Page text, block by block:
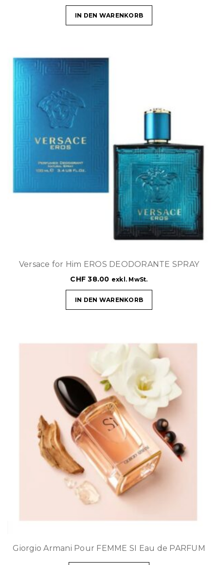
IN DEN WARENKORB
Versace for Him EROS DEODORANTE SPRAY
CHF 38.00 exkl. MwSt.
IN DEN WARENKORB
Giorgio Armani Pour FEMME SI Eau de PARFUM